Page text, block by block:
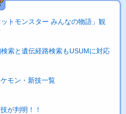
ットモンスター みんなの物語」観
索と遺伝経路検索もUSUMに対応
モン・新技一覧
が判明！！